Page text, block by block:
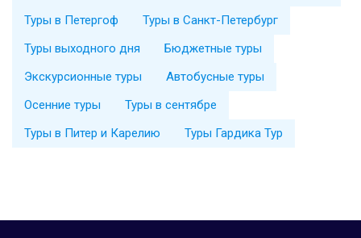
Туры в Петергоф
Туры в Санкт-Петербург
Туры выходного дня
Бюджетные туры
Экскурсионные туры
Автобусные туры
Осенние туры
Туры в сентябре
Туры в Питер и Карелию
Туры Гардика Тур